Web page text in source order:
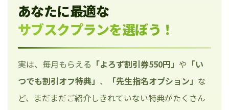
あなたに最適な
サブスクプランを選ぼう！
実は、毎月もらえる 「よろず割引券550円」 や 「い
つでも割引オフ特典」 、 「先生指名オプション」 な
ど、まだまだご紹介しきれていない特典がたくさん